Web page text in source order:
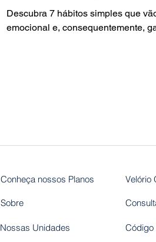
Descubra 7 hábitos simples que
emocional e, consequentemente,
Conheça nossos Planos
Sobre
Nossas Unidades
Velório
Código